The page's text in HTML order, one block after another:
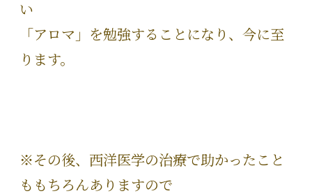
い
「アロマ」を勉強することになり、今に至
ります。
※その後、西洋医学の治療で助かったこと
ももちろんありますので